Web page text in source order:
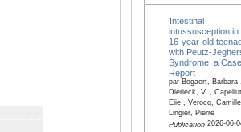
Intestinal
intussusception in
16-year-old
with Peutz-
Syndrome: a Case
Report
par Bogaert, Barbara ,
Dierieck, V. ,
Elie , Verocq,
Lingier, Pierre
Publication2026-06-